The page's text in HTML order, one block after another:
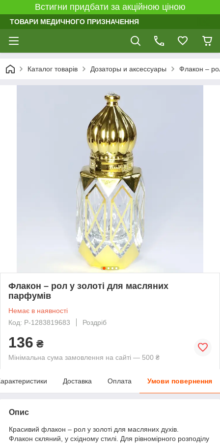
Встигни придбати за акційною ціною
ТОВАРИ МЕДИЧНОГО ПРИЗНАЧЕННЯ
Каталог товарів Дозаторы и аксессуары Флакон –
Флакон – рол у золоті для масляних
парфумів
Немає в наявності
Код: P-1283819683
Роздріб
136 ₴
Мінімальна сума замовлення на сайті — 500 ₴
Доставка Оплата Умови повернення
Опис
Красивий флакон – рол у золоті для масляних духів.
Флакон скляний, у східному стилі. Для рівномірного розподілу